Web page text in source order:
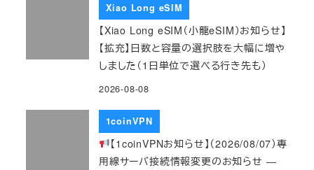
Xiao Long eSIM
【Xiao Long eSIM（小龍eSIM）お知らせ】
【拡充】日数と容量の選択肢を大幅に増や
しました（1日単位で選べる行き先も）
2026-08-08
1coinVPN
【1coinVPNお知らせ】（2026/08/07）専
用線サーバ接続情報変更のお知らせ ―